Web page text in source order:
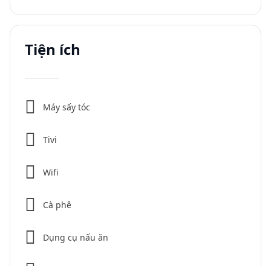
Tiện ích
Máy sấy tóc
Tivi
Wifi
Cà phê
Dụng cụ nấu ăn